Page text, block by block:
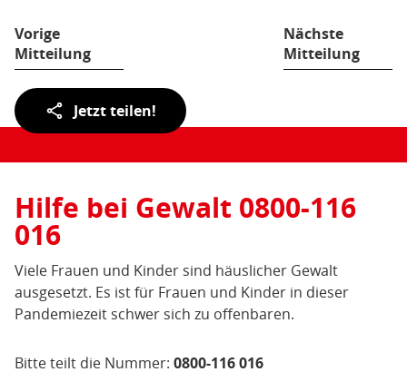
Vorige
Mitteilung
Nächste
Mitteilung
Teilen
der
Jetzt teilen!
Hilfe bei Gewalt 0800-116
016
Viele Frauen und Kinder sind häuslicher Gewalt
ausgesetzt. Es ist für Frauen und Kinder in dieser
Pandemiezeit schwer sich zu offenbaren.
Bitte teilt die Nummer: 0800-116 016